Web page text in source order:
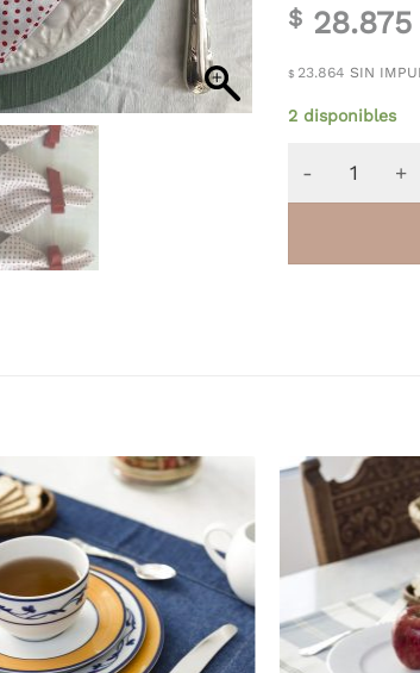
$ 28.875
$23.864 SIN
2 disponibles